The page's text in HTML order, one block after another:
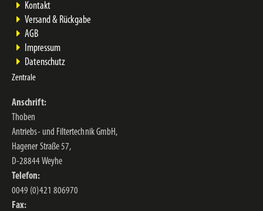
Kontakt
Versand & Rückgabe
AGB
Impressum
Datenschutz
Zentrale
Anschrift:
Thoben
Antriebs- und Filtertechnik GmbH,
Hagener Straße 57,
D-28844 Weyhe
Telefon:
0049 (0)421 806970
Fax: